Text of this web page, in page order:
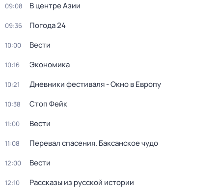
09:08 В центре Азии
09:36 Погода 24
10:00 Вести
10:16 Экономика
10:21 Дневники фестиваля - Окно в Европу
10:38 Стоп Фейк
11:00 Вести
11:08 Перевал спасения. Баксанское чудо
12:00 Вести
12:10 Рассказы из русской истории